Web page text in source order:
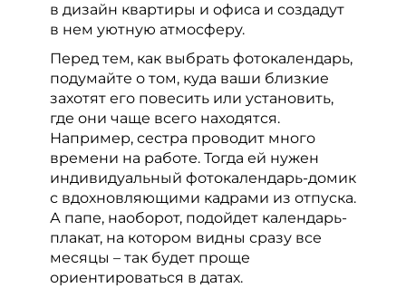
в дизайн квартиры и офиса и создадут
в нем уютную атмосферу.
Перед тем, как выбрать фотокалендарь,
подумайте о том, куда ваши близкие
захотят его повесить или установить,
где они чаще всего находятся.
Например, сестра проводит много
времени на работе. Тогда ей нужен
индивидуальный фотокалендарь-домик
с вдохновляющими кадрами из отпуска.
А папе, наоборот, подойдет календарь-
плакат, на котором видны сразу все
месяцы – так будет проще
ориентироваться в датах.